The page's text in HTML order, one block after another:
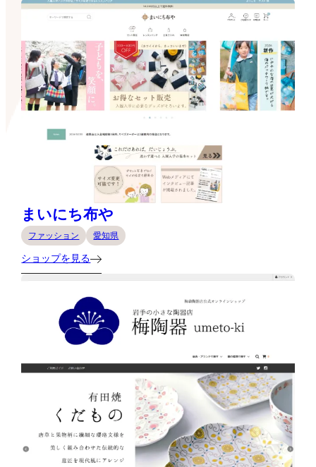
まいにち布や
ファッション 愛知県
ショップを見る